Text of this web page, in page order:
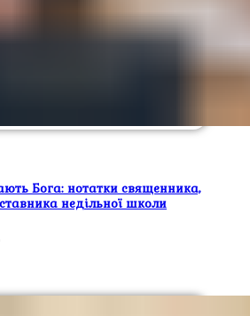
Бога: нотатки священника,
недільної школи